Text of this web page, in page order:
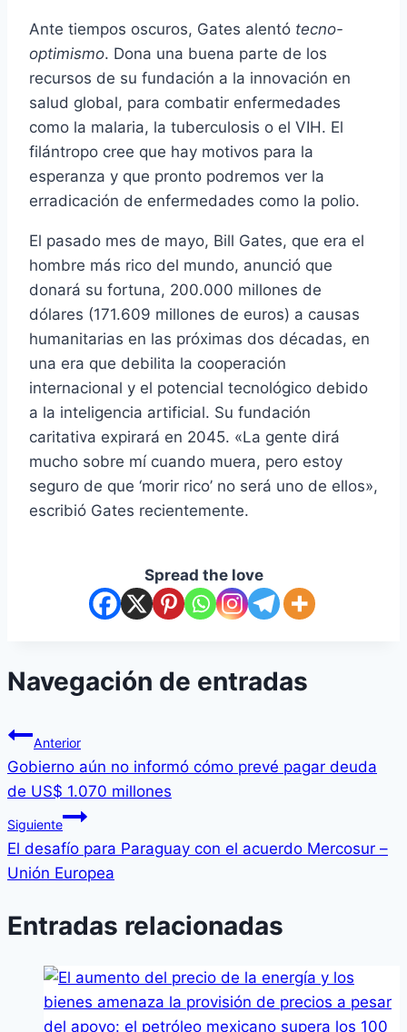
Ante tiempos oscuros, Gates alentó tecno-
optimismo. Dona una buena parte de los
recursos de su fundación a la innovación en
salud global, para combatir enfermedades
como la malaria, la tuberculosis o el VIH. El
filántropo cree que hay motivos para la
esperanza y que pronto podremos ver la
erradicación de enfermedades como la polio.
El pasado mes de mayo, Bill Gates, que era el
hombre más rico del mundo, anunció que
donará su fortuna, 200.000 millones de
dólares (171.609 millones de euros) a causas
humanitarias en las próximas dos décadas, en
una era que debilita la cooperación
internacional y el potencial tecnológico debido
a la inteligencia artificial. Su fundación
caritativa expirará en 2045. «La gente dirá
mucho sobre mí cuando muera, pero estoy
seguro de que ‘morir rico’ no será uno de ellos»,
escribió Gates recientemente.
Spread the love
Navegación de entradas
Anterior
Gobierno aún no informó cómo prevé pagar deuda
de US$ 1.070 millones
Siguiente
El desafío para Paraguay con el acuerdo Mercosur –
Unión Europea
Entradas relacionadas